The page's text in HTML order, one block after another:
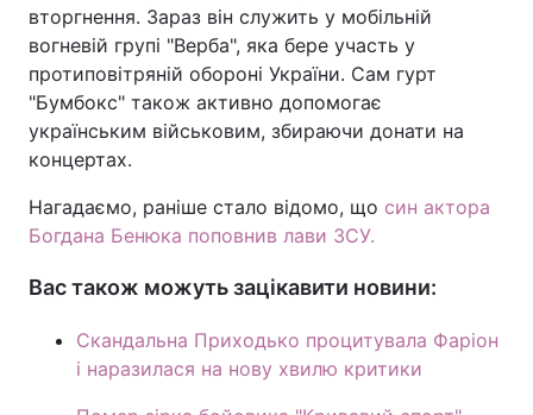
вторгнення. Зараз він служить у мобільній
вогневій групі "Верба", яка бере участь у
протиповітряній обороні України. Сам гурт
"Бумбокс" також активно допомогає
українським військовим, збираючи донати на
концертах.
Нагадаємо, раніше стало відомо, що син актора
Богдана Бенюка поповнив лави ЗСУ.
Вас також можуть зацікавити новини:
Скандальна Приходько процитувала Фаріон
і наразилася на нову хвилю критики